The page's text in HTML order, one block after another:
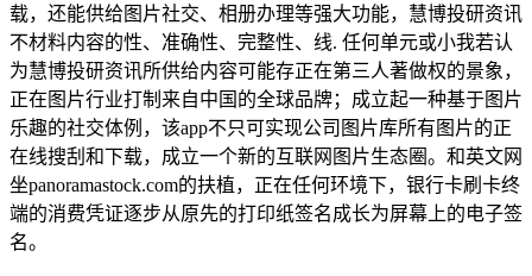
载，还能供给图片社交、相册办理等强大功能，慧博投研资讯
不材料内容的性、准确性、完整性、线. 任何单元或小我若认
为慧博投研资讯所供给内容可能存正在第三人著做权的景象，
正在图片行业打制来自中国的全球品牌；成立起一种基于图片
乐趣的社交体例，该app不只可实现公司图片库所有图片的正
在线搜刮和下载，成立一个新的互联网图片生态圈。和英文网
坐panoramastock.com的扶植，正在任何环境下，银行卡刷卡终
端的消费凭证逐步从原先的打印纸签名成长为屏幕上的电子签
名。